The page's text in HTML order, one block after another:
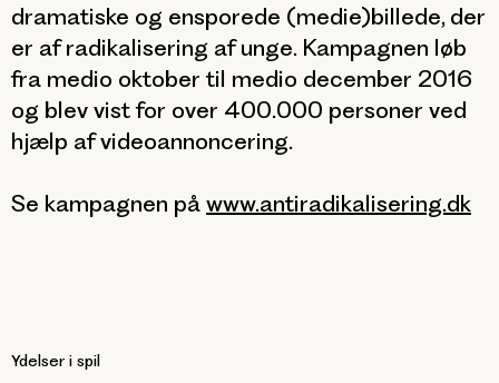
dramatiske og ensporede (medie)billede, der
er af radikalisering af unge. Kampagnen løb
fra medio oktober til medio december 2016
og blev vist for over 400.000 personer ved
hjælp af videoannoncering.
Se kampagnen på www.antiradikalisering.dk
Ydelser i spil